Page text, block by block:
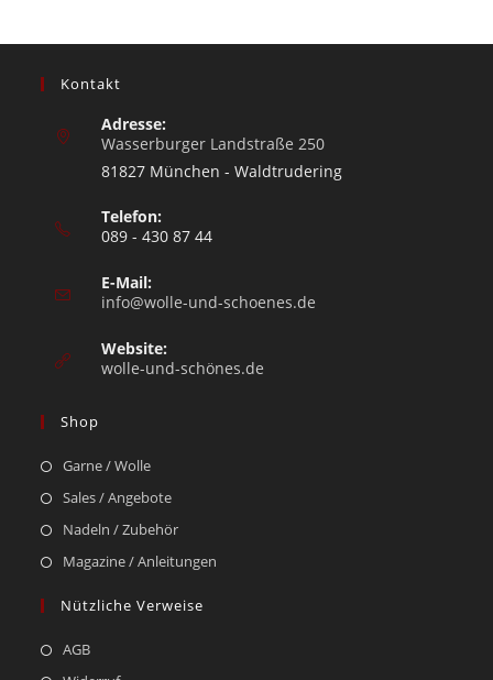
Kontakt
Adresse:
Wasserburger Landstraße 250
81827 München - Waldtrudering
Telefon:
089 - 430 87 44
E-Mail:
info@wolle-und-schoenes.de
Website:
wolle-und-schönes.de
Shop
Garne / Wolle
Sales / Angebote
Nadeln / Zubehör
Magazine / Anleitungen
Nützliche Verweise
AGB